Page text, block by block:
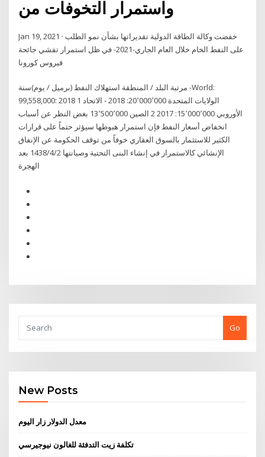
واستمرار التخوفات من
Jan 19, 2021 · خفضت وكالة الطاقة الدولية تقديراتها بشأن نمو الطلب
على النفط الخام خلال العام الجاري-2021- في ظل استمرار تفشي جائحة
فيروس كورونا
مرتبة البلد / المنطقة استهلاك النفط (برميل / يوم)سنة -World:
99,558,000: 2018 1 الولايات المتحدة 20٬000٬000: 2018 - الاتحاد
الأوروبي 15٬000٬000: 2017 2 الصين 13٬500٬000 بغض النظر عن أسباب
انخفاض أسعار النفط فإن استمرار هبوطها سيؤثر حتماً على قرارات
الكثير للاستثمار بالسوق العقاري خوفاً من توقف الحكومة عن الإنفاق
الإنشائي كالاستمرار في إنشاء البنى التحتية وصيانتها 2‏‏/4‏‏/1438 بعد
الهجرة
Go
New Posts
معدل الدولار زار اليوم
تكلفة زيت التدفئة للغالون نيوجيرسي